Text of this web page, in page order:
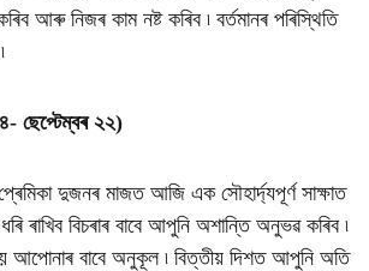
আৰু নিজৰ কাম নষ্ট কৰিব ৷ বৰ্তমানৰ পৰিস্থিতি
ছেপ্টেম্বৰ ২২)
দুজনৰ মাজত আজি এক সৌহাৰ্দ্যপূৰ্ণ সাক্ষাত
ৰাখিব বিচৰাৰ বাবে আপুনি অশান্তি অনুভৱ কৰিব ৷
আপোনাৰ বাবে অনুকূল ৷ বিত্তীয় দিশত আপুনি অতি